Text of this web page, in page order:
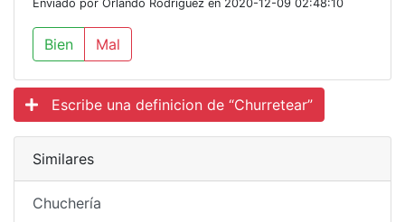
Enviado por Orlando Rodríguez en 2020-12-09 02:48:10
Bien Mal
Escribe una definicion de “Churretear”
Similares
Chuchería